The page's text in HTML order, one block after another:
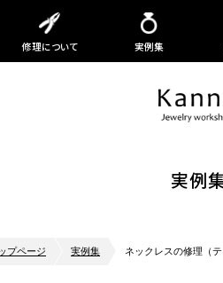
修理について 実例集
実例
プページ 実例集 ネックレスの修理（